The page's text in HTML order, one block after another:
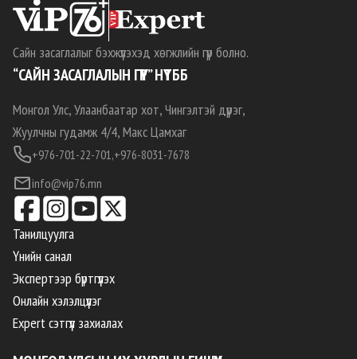
Сайн засаглалыг бэхжүүлэхэд хөгжлийн гүүр болно.
“САЙН ЗАСАГЛАЛЫН ГҮҮР” НҮТББ
Монгол Улс, Улаанбаатар хот, Чингэлтэй дүүрэг,
Жуулчны гудамж 4/4, Макс Цамхаг
+976-701-22-701,+976-8031-7678
info@vip76.mn
Танилцуулга
Үнийн санал
Экспертээр бүртгүүлэх
Онлайн хэлэлцүүлэг
Expert сэтгүүл захиалах